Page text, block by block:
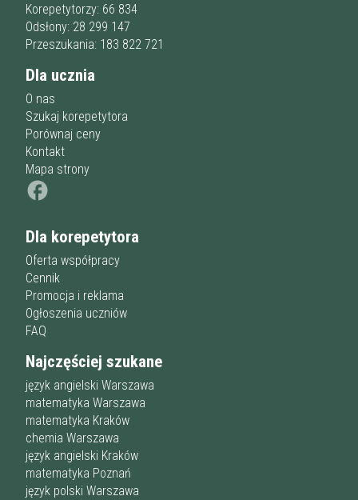
Przygotowania do studiów
Studia
online
korepetytora
korepetytora
Staż korepetytora
Wiek korepetytora
Płeć korepetytora
Korepetytorzy: 66 834
Odsłony: 28 299 147
Przeszukania: 183 822 721
Dla ucznia
O nas
Szukaj korepetytora
Porównaj ceny
Kontakt
Mapa strony
Dla korepetytora
Oferta współpracy
Cennik
Promocja i reklama
Ogłoszenia uczniów
FAQ
Najczęściej szukane
język angielski Warszawa
matematyka Warszawa
matematyka Kraków
chemia Warszawa
język angielski Kraków
matematyka Poznań
język polski Warszawa